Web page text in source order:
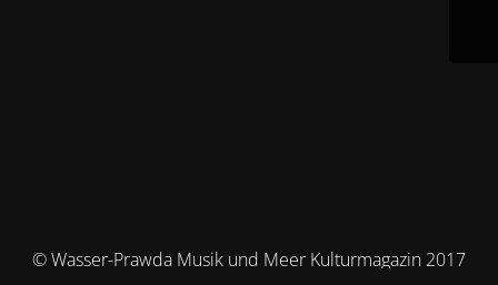
© Wasser-Prawda Musik und Meer Kulturmagazin 2017